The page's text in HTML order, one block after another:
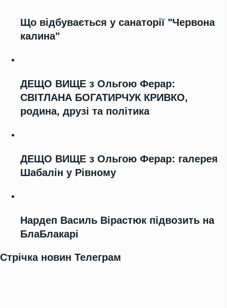
Що відбувається у санаторії "Червона
калина"
ДЕЩО ВИЩЕ з Ольгою Ферар:
СВІТЛАНА БОГАТИРЧУК КРИВКО,
родина, друзі та політика
ДЕЩО ВИЩЕ з Ольгою Ферар: галерея
Шабалін у Рівному
Нардеп Василь Вірастюк підвозить на
БлаБлакарі
Стрічка новин Телеграм